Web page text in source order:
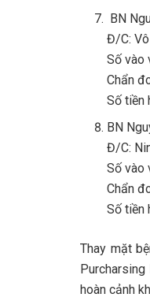
BN
Đ/C:
Số vào
Chẩn
Số tiền
BN
Đ/C:
Số vào
Chẩn
Số tiền
Thay mặt
hoàn cảnh